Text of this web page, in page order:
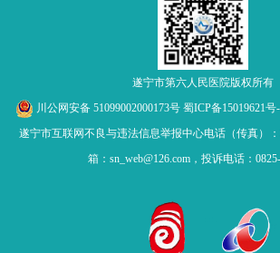
遂宁市第六人民医院版权所有
川公网安备 51099002000173号 蜀ICP备15019621号-
遂宁市互联网不良与违法信息举报中心电话（传真）：
箱：sn_web@126.com，投诉电话：